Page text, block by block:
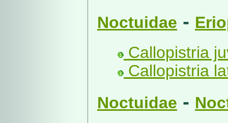
Noctuidae -
Callopistria
Callopistria
Noctuidae -